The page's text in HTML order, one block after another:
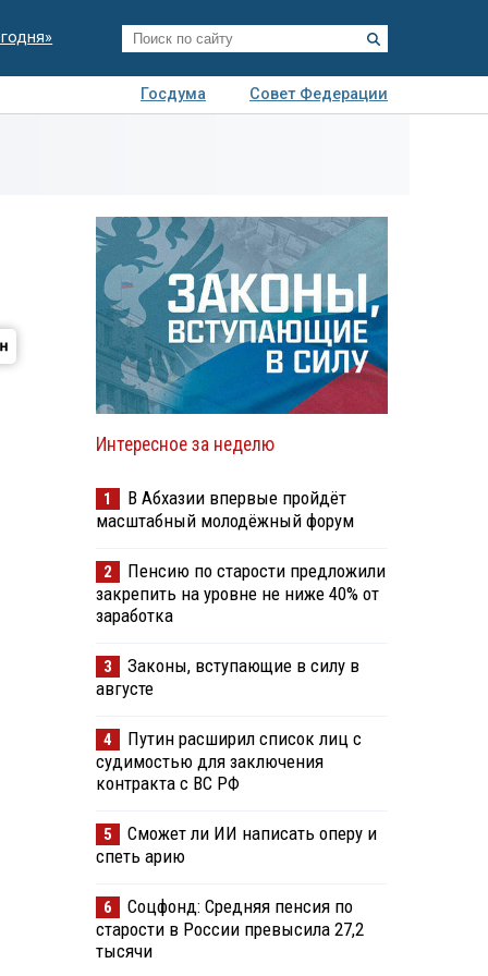
Госдума
Совет Федерации
Интересное за неделю
1
В Абхазии впервые пройдёт
масштабный молодёжный форум
2
Пенсию по старости предложили
закрепить на уровне не ниже 40% от
заработка
3
Законы, вступающие в силу в
августе
4
Путин расширил список лиц с
судимостью для заключения
контракта с ВС РФ
5
Сможет ли ИИ написать оперу и
спеть арию
6
Соцфонд: Средняя пенсия по
старости в России превысила 27,2
тысячи